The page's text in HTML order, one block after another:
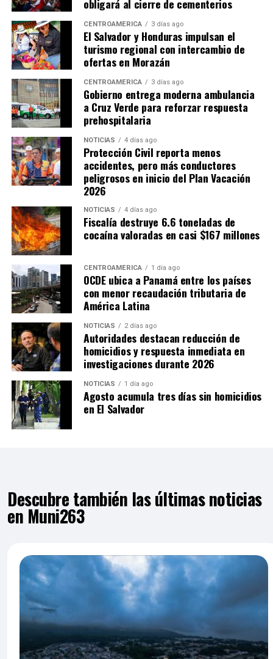
obligará al cierre de cementerios
CENTROAMÉRICA 3 días ago
El Salvador y Honduras impulsan el
turismo regional con intercambio de
ofertas en Morazán
CENTROAMÉRICA 3 días ago
Gobierno entrega moderna ambulancia
a Cruz Verde para reforzar respuesta
prehospitalaria
NOTICIAS 4 días ago
Protección Civil reporta menos
accidentes, pero más conductores
peligrosos en inicio del Plan Vacación
2026
NOTICIAS 4 días ago
Fiscalía destruye 6.6 toneladas de
cocaína valoradas en casi $167 millones
CENTROAMÉRICA 1 día ago
OCDE ubica a Panamá entre los países
con menor recaudación tributaria de
América Latina
NOTICIAS 2 días ago
Autoridades destacan reducción de
homicidios y respuesta inmediata en
investigaciones durante 2026
NOTICIAS 1 día ago
Agosto acumula tres días sin homicidios
en El Salvador
Descubre también las últimas noticias
en Muni263